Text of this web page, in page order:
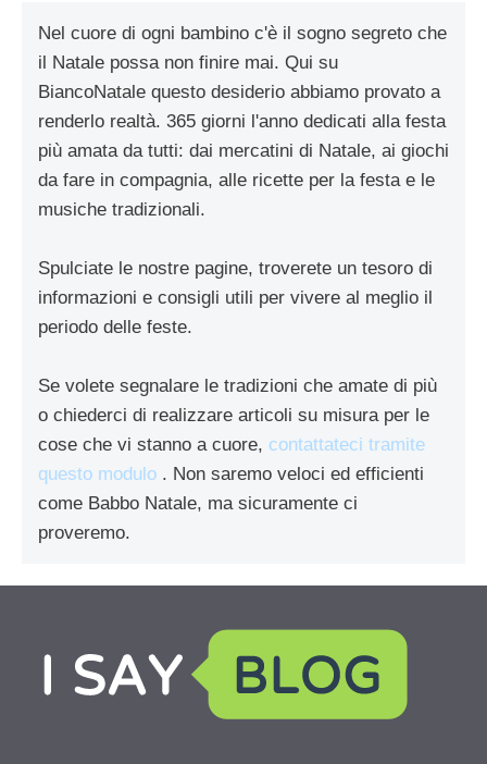
Nel cuore di ogni bambino c'è il sogno segreto che
il Natale possa non finire mai. Qui su
BiancoNatale questo desiderio abbiamo provato a
renderlo realtà. 365 giorni l'anno dedicati alla festa
più amata da tutti: dai mercatini di Natale, ai giochi
da fare in compagnia, alle ricette per la festa e le
musiche tradizionali.
Spulciate le nostre pagine, troverete un tesoro di
informazioni e consigli utili per vivere al meglio il
periodo delle feste.
Se volete segnalare le tradizioni che amate di più
o chiederci di realizzare articoli su misura per le
cose che vi stanno a cuore, contattateci tramite
questo modulo . Non saremo veloci ed efficienti
come Babbo Natale, ma sicuramente ci
proveremo.